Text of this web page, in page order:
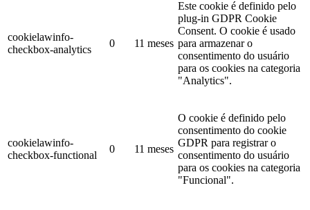
cookielawinfo-
checkbox-analytics
0 11 meses
Este cookie é definido pelo
plug-in GDPR Cookie
Consent. O cookie é usado
para armazenar o
consentimento do usuário
para os cookies na categoria
"Analytics".
cookielawinfo-
checkbox-functional
0 11 meses
O cookie é definido pelo
consentimento do cookie
GDPR para registrar o
consentimento do usuário
para os cookies na categoria
"Funcional".